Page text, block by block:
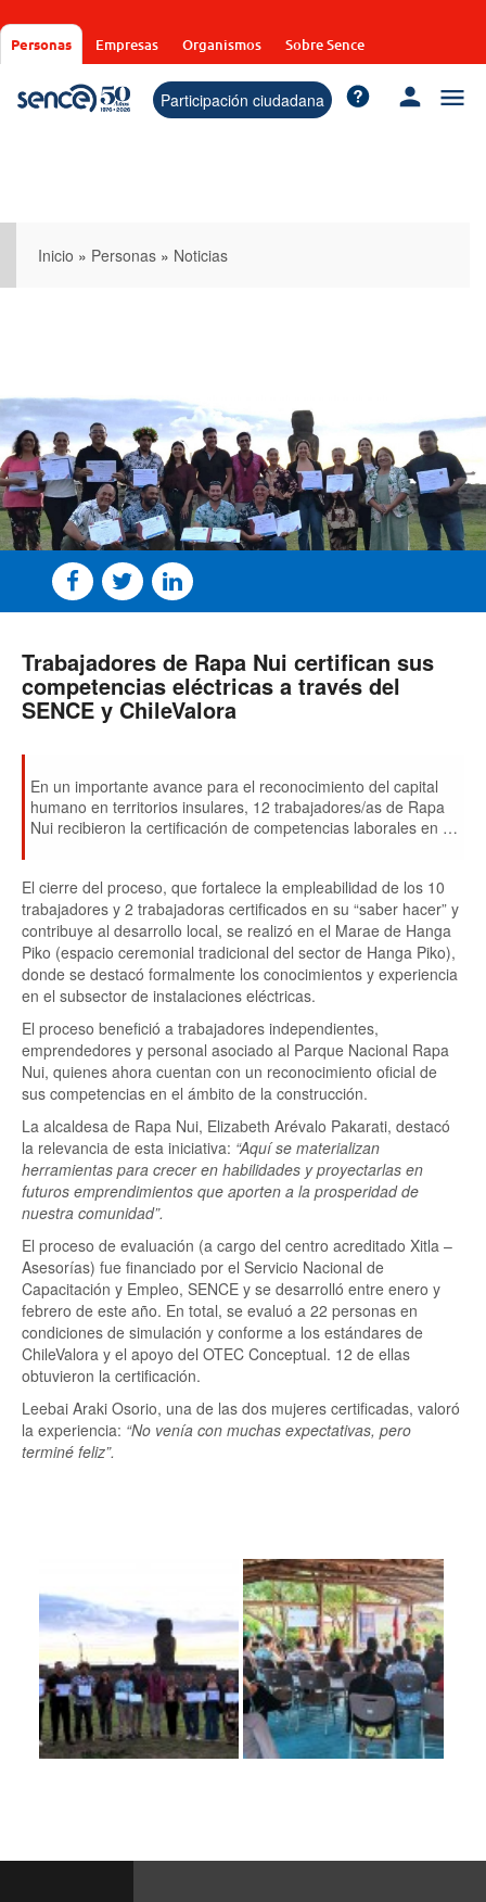
al
contenido
Personas Empresas Organismos Sobre Sence
Participación ciudadana
Inicio » Personas » Noticias
Trabajadores de Rapa Nui certifican sus
competencias eléctricas a través del
SENCE y ChileValora
En un importante avance para el reconocimiento del capital
humano en territorios insulares, 12 trabajadores/as de Rapa
Nui recibieron la certificación de competencias laborales en el
El cierre del proceso, que fortalece la empleabilidad de los 10
trabajadores y 2 trabajadoras certificados en su “saber hacer” y
contribuye al desarrollo local, se realizó en el Marae de Hanga
Piko (espacio ceremonial tradicional del sector de Hanga Piko),
donde se destacó formalmente los conocimientos y experiencia
en el subsector de instalaciones eléctricas.
El proceso benefició a trabajadores independientes,
emprendedores y personal asociado al Parque Nacional Rapa
Nui, quienes ahora cuentan con un reconocimiento oficial de
sus competencias en el ámbito de la construcción.
La alcaldesa de Rapa Nui, Elizabeth Arévalo Pakarati, destacó
la relevancia de esta iniciativa: “Aquí se materializan
herramientas para crecer en habilidades y proyectarlas en
futuros emprendimientos que aporten a la prosperidad de
nuestra comunidad”.
El proceso de evaluación (a cargo del centro acreditado Xitla –
Asesorías) fue financiado por el Servicio Nacional de
Capacitación y Empleo, SENCE y se desarrolló entre enero y
febrero de este año. En total, se evaluó a 22 personas en
condiciones de simulación y conforme a los estándares de
ChileValora y el apoyo del OTEC Conceptual. 12 de ellas
obtuvieron la certificación.
Leebai Araki Osorio, una de las dos mujeres certificadas, valoró
la experiencia: “No venía con muchas expectativas, pero
terminé feliz”.